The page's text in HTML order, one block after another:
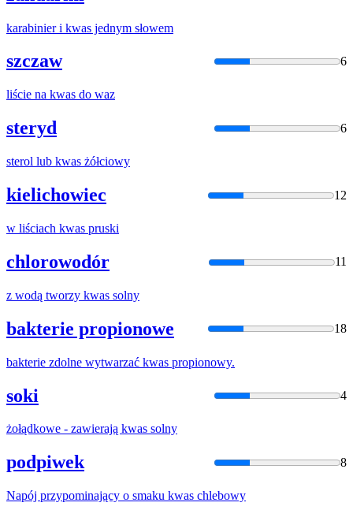
karabinier i kwas jednym słowem
szczaw 6
liście na kwas do waz
steryd 6
sterol lub kwas żółciowy
kielichowiec 12
w liściach kwas pruski
chlorowodór 11
z wodą tworzy kwas solny
bakterie propionowe 18
bakterie zdolne wytwarzać kwas propionowy.
soki 4
żołądkowe - zawierają kwas solny
podpiwek 8
Napój przypominający o smaku kwas chlebowy